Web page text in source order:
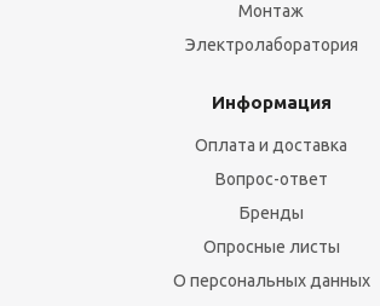
Монтаж
Электролаборатория
Информация
Оплата и доставка
Вопрос-ответ
Бренды
Опросные листы
О персональных данных